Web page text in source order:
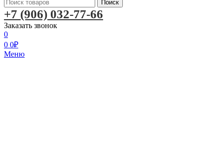
Поиск
+7 (906) 032-77-66
Заказать звонок
0
0 0₽
Меню